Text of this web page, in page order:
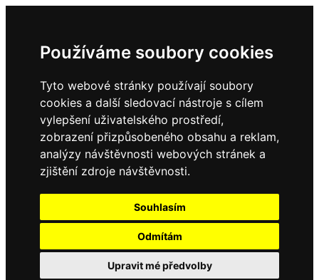
Používáme soubory cookies
Tyto webové stránky používají soubory
cookies a další sledovací nástroje s cílem
vylepšení uživatelského prostředí,
zobrazení přizpůsobeného obsahu a reklam,
analýzy návštěvnosti webových stránek a
zjištění zdroje návštěvnosti.
Souhlasím
Odmítám
Upravit mé předvolby